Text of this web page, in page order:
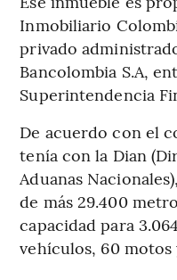
Inmobiliario
privado
Bancolombia S.A,
Superintendencia
De acuerdo con el
tenía con la Dian
Aduanas
de más 29.400
capacidad para
vehículos, 60 motos